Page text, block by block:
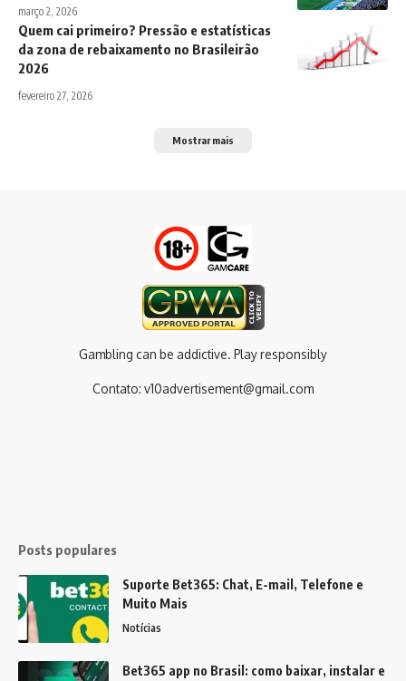
março 2, 2026
Quem cai primeiro? Pressão e estatísticas
da zona de rebaixamento no Brasileirão
2026
fevereiro 27, 2026
Mostrar mais
Gambling can be addictive. Play responsibly
Contato: v10advertisement@gmail.com
Posts populares
Suporte Bet365: Chat, E-mail, Telefone e
Muito Mais
Notícias
Bet365 app no Brasil: como baixar, instalar e